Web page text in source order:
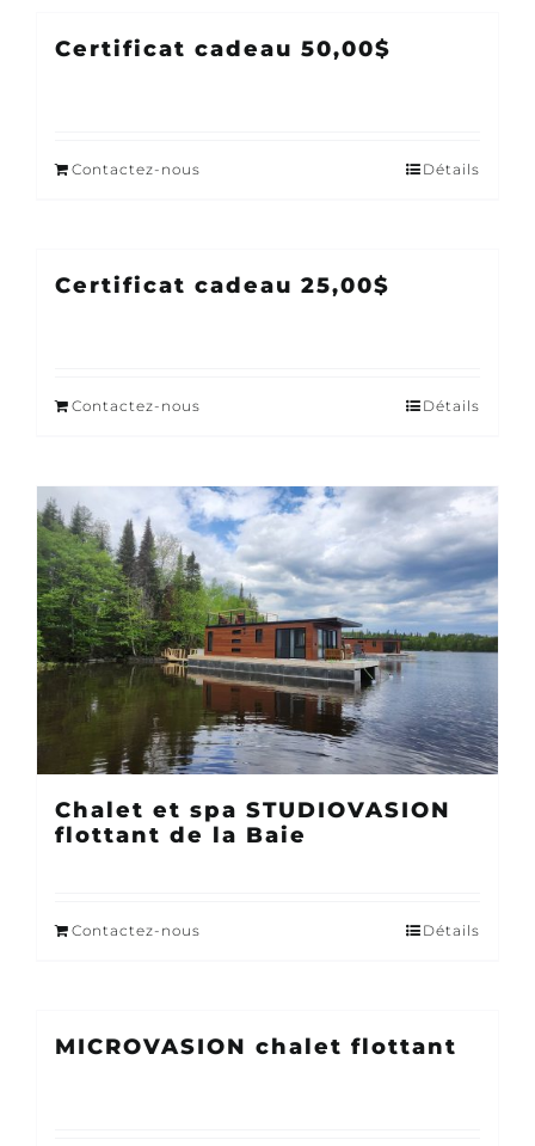
Certificat cadeau 50,00$
Contactez-nous Détails
Certificat cadeau 25,00$
Contactez-nous Détails
Chalet et spa STUDIOVASION
flottant de la Baie
Contactez-nous Détails
MICROVASION chalet flottant